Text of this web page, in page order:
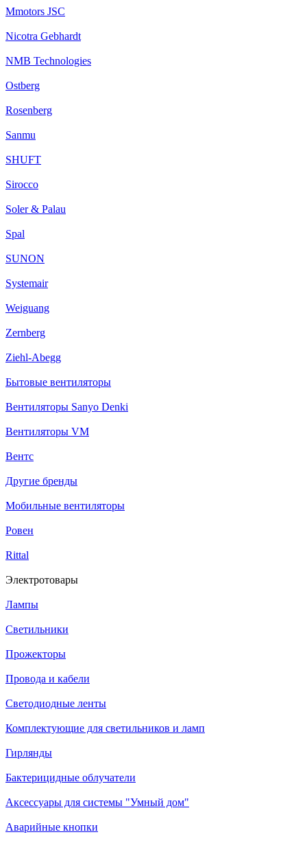
Mmotors JSC
Nicotra Gebhardt
NMB Technologies
Ostberg
Rosenberg
Sanmu
SHUFT
Sirocco
Soler & Palau
Spal
SUNON
Systemair
Weiguang
Zernberg
Ziehl-Abegg
Бытовые вентиляторы
Вентиляторы Sanyo Denki
Вентиляторы VM
Вентс
Другие бренды
Мобильные вентиляторы
Ровен
Rittal
Электротовары
Лампы
Светильники
Прожекторы
Провода и кабели
Светодиодные ленты
Комплектующие для светильников и ламп
Гирлянды
Бактерицидные облучатели
Аксессуары для системы "Умный дом"
Аварийные кнопки